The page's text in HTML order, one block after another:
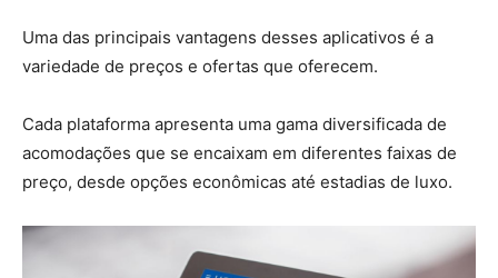
Uma das principais vantagens desses aplicativos é a
variedade de preços e ofertas que oferecem.
Cada plataforma apresenta uma gama diversificada de
acomodações que se encaixam em diferentes faixas de
preço, desde opções econômicas até estadias de luxo.